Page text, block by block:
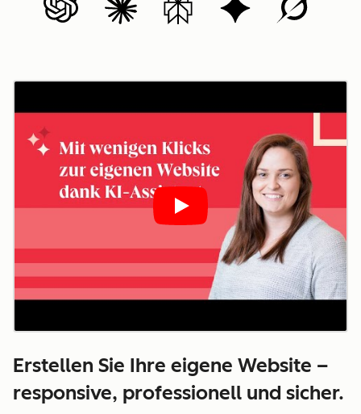
Play
Erstellen Sie Ihre eigene Website –
responsive, professionell und sicher.